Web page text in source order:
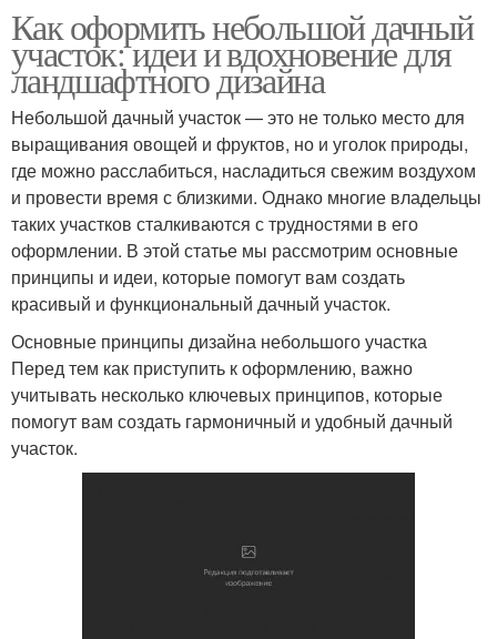
Как оформить небольшой дачный
участок: идеи и вдохновение для
ландшафтного дизайна
Небольшой дачный участок — это не только место для
выращивания овощей и фруктов, но и уголок природы,
где можно расслабиться, насладиться свежим воздухом
и провести время с близкими. Однако многие владельцы
таких участков сталкиваются с трудностями в его
оформлении. В этой статье мы рассмотрим основные
принципы и идеи, которые помогут вам создать
красивый и функциональный дачный участок.
Основные принципы дизайна небольшого участка
Перед тем как приступить к оформлению, важно
учитывать несколько ключевых принципов, которые
помогут вам создать гармоничный и удобный дачный
участок.